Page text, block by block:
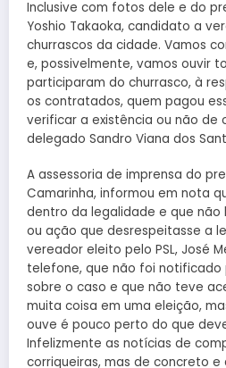
Inclusive com fotos dele e do
Yoshio Takaoka, candidato a
churrascos da cidade. Vamos
e, possivelmente, vamos ouvir
participaram do churrasco, à
os contratados, quem pagou
verificar a existência ou não de
delegado Sandro Viana dos
A assessoria de imprensa do
Camarinha, informou em nota
dentro da legalidade e que não
ou ação que desrespeitasse a
vereador eleito pelo PSL, José
telefone, que não foi notificado
sobre o caso e que não teve
muita coisa em uma eleição,
ouve é pouco perto do que
Infelizmente as notícias de
corriqueiras, mas de concreto